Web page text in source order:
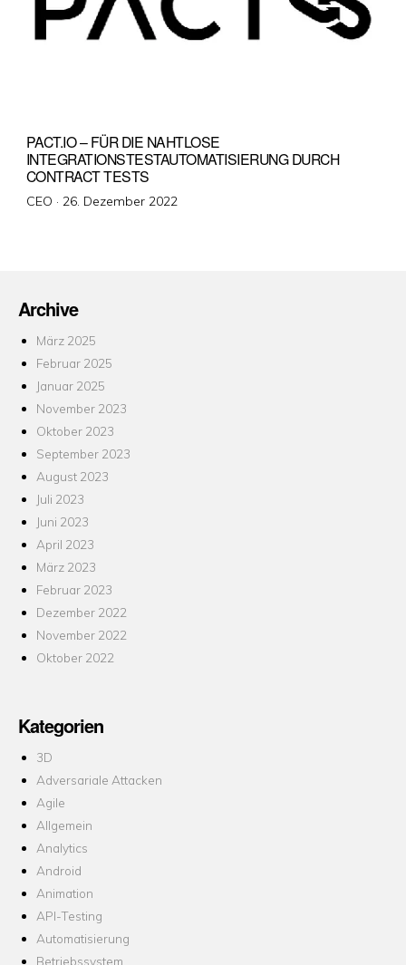
PACT.IO – FÜR DIE NAHTLOSE
INTEGRATIONSTESTAUTOMATISIERUNG DURCH
CONTRACT TESTS
CEO · Veröffentlicht
26. Dezember 2022
Archive
März 2025
Februar 2025
Januar 2025
November 2023
Oktober 2023
September 2023
August 2023
Juli 2023
Juni 2023
April 2023
März 2023
Februar 2023
Dezember 2022
November 2022
Oktober 2022
Kategorien
3D
Adversariale Attacken
Agile
Allgemein
Analytics
Android
Animation
API-Testing
Automatisierung
Betriebssystem